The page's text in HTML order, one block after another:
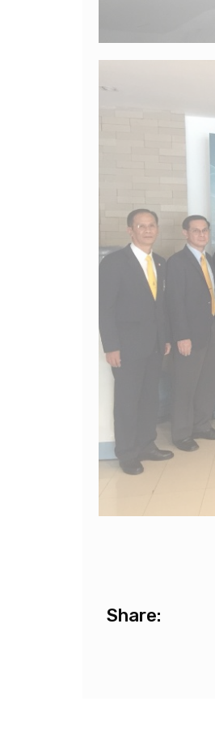
Share: